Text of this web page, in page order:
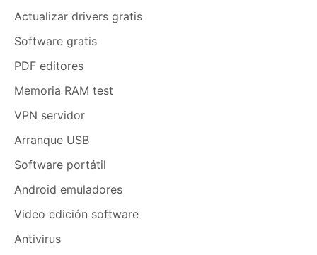
Actualizar drivers gratis
Software gratis
PDF editores
Memoria RAM test
VPN servidor
Arranque USB
Software portátil
Android emuladores
Video edición software
Antivirus